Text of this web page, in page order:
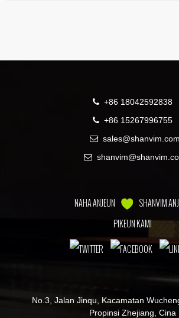
+86 18042592838
+86 15267996755
sales@shanvim.com
NAHA ANJEUN
SHANVIM
PIKEUN KAMI
No.3, Jalan Jinqu, Kacamatan
Propinsi Zhejiang, Cina